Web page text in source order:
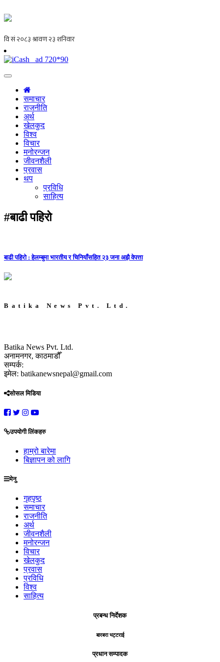
समाचार
राजनीति
अर्थ
खेलकुद
विश्व
विचार
मनोरन्जन
जीवनशैली
प्रवास
थप
प्रविधि
साहित्य
#बाढी पहिरो
बाढी पहिरो : हेलम्बुमा भारतीय र चिनियाँसहित २३ जना अझै वेपत्ता
Batika News Pvt. Ltd.
Batika News Pvt. Ltd.
अनामनगर, काठमाडौँ
सम्पर्क:
इमेल: batikanewsnepal@gmail.com
सोसल मिडिया
उपयोगी लिंकहरु
हाम्रो बारेमा
बिज्ञापन को लागि
मेनु
गृहपृष्ठ
समाचार
राजनीति
अर्थ
जीवनशैली
मनोरन्जन
विचार
खेलकुद
प्रवास
प्रविधि
विश्व
साहित्य
प्रबन्ध निर्देशक
बारबरा भट्टराई
प्रधान सम्पादक